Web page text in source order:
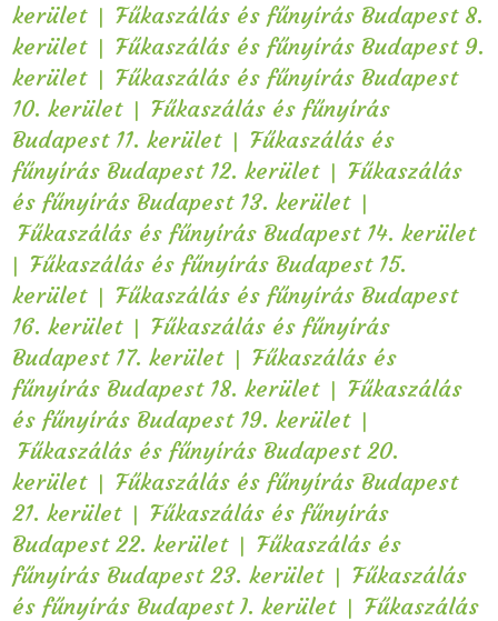
kerület | Fűkaszálás és fűnyírás Budapest 8.
kerület | Fűkaszálás és fűnyírás Budapest 9.
kerület | Fűkaszálás és fűnyírás Budapest
10. kerület | Fűkaszálás és fűnyírás
Budapest 11. kerület | Fűkaszálás és
fűnyírás Budapest 12. kerület | Fűkaszálás
és fűnyírás Budapest 13. kerület |
Fűkaszálás és fűnyírás Budapest 14. kerület
| Fűkaszálás és fűnyírás Budapest 15.
kerület | Fűkaszálás és fűnyírás Budapest
16. kerület | Fűkaszálás és fűnyírás
Budapest 17. kerület | Fűkaszálás és
fűnyírás Budapest 18. kerület | Fűkaszálás
és fűnyírás Budapest 19. kerület |
Fűkaszálás és fűnyírás Budapest 20.
kerület | Fűkaszálás és fűnyírás Budapest
21. kerület | Fűkaszálás és fűnyírás
Budapest 22. kerület | Fűkaszálás és
fűnyírás Budapest 23. kerület | Fűkaszálás
és fűnyírás Budapest I. kerület | Fűkaszálás